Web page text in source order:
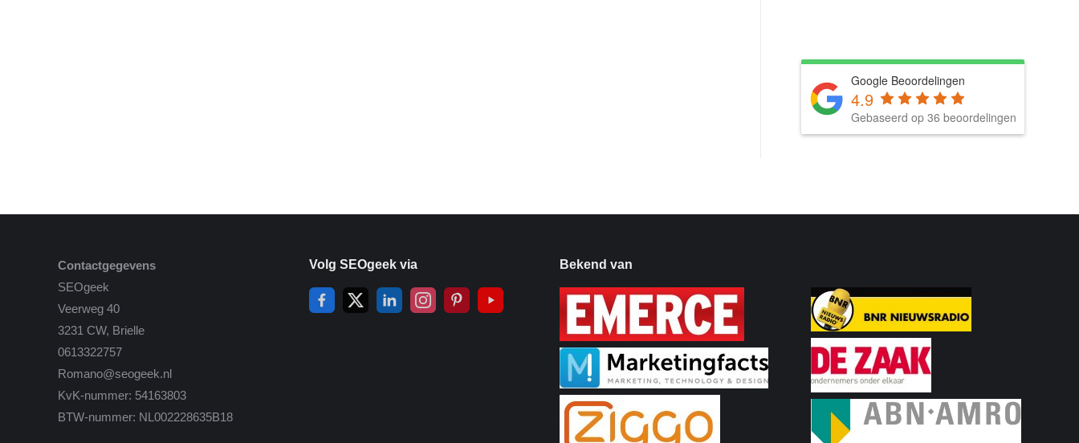
Google Beoordelingen
4.9
Gebaseerd op 36 beoordelingen
Contactgegevens
SEOgeek
Veerweg 40
3231 CW, Brielle
0613322757
Romano@seogeek.nl
KvK-nummer: 54163803
BTW-nummer: NL002228635B18
Volg SEOgeek via Bekend van